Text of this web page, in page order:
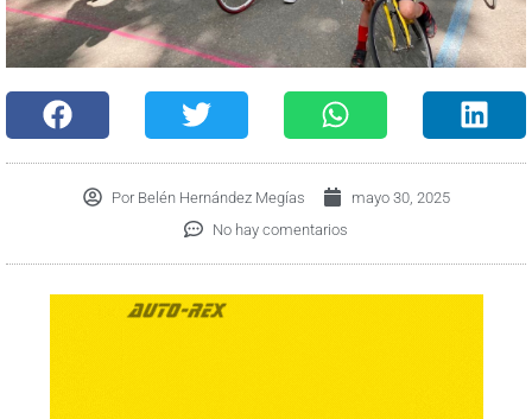
PorBelén Hernández Megías
mayo 30, 2025
No hay comentarios